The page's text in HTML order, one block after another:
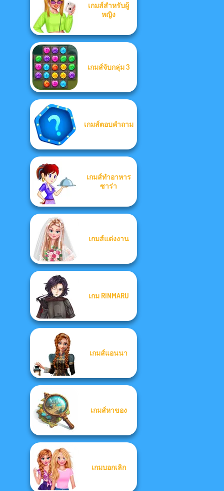
เกมส์สำหรับผู้
หญิง
เกมส์จับกลุ่ม 3
เกมส์ตอบคำถาม
เกมส์ทำอาหาร
ซาร่า
เกมส์แต่งงาน
เกม RINMARU
เกมส์แอนนา
เกมส์หาของ
เกมบอกเลิก